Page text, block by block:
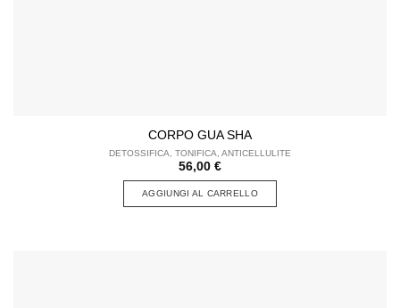
CORPO GUA SHA
56,00 €
DETOSSIFICA, TONIFICA, ANTICELLULITE
AGGIUNGI AL CARRELLO